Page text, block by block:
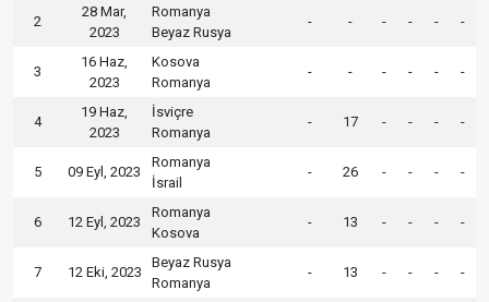
2
28 Mar,
2023
Romanya
Beyaz Rusya
- - - - - -
3
16 Haz,
2023
Kosova
Romanya
- - - - - -
4
19 Haz,
2023
İsviçre
Romanya
- 17 - - - -
5 09 Eyl, 2023
Romanya
İsrail
- 26 - - - -
6 12 Eyl, 2023
Romanya
Kosova
- 13 - - - -
7 12 Eki, 2023
Beyaz Rusya
Romanya
- 13 - - - -